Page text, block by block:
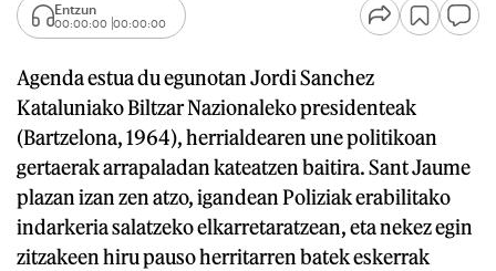
Entzun
00:00:00 00:00:00
Agenda estua du egunotan Jordi Sanchez
Kataluniako Biltzar Nazionaleko presidenteak
(Bartzelona, 1964), herrialdearen une politikoan
gertaerak arrapaladan kateatzen baitira. Sant Jaume
plazan izan zen atzo, igandean Poliziak erabilitako
indarkeria salatzeko elkarretaratzean, eta nekez egin
zitzakeen hiru pauso herritarren batek eskerrak